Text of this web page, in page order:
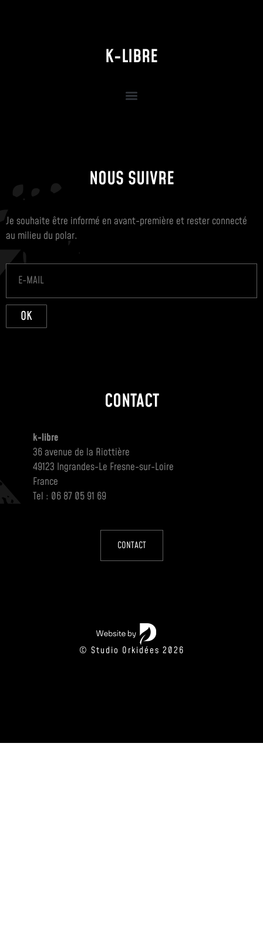
K-LIBRE
NOUS SUIVRE
Je souhaite être informé en avant-première et rester connecté
au milieu du polar.
OK
CONTACT
k-libre
36 avenue de la Riottière
49123 Ingrandes-Le Fresne-sur-Loire
France
Tel : 06 87 05 91 69
CONTACT
© Studio Orkidées 2026